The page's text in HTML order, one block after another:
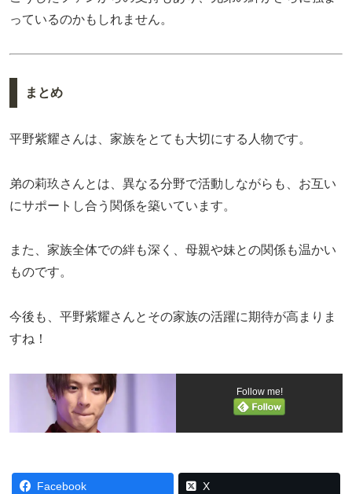
っているのかもしれません。
まとめ
平野紫耀さんは、家族をとても大切にする人物です。
弟の莉玖さんとは、異なる分野で活動しながらも、お互い
にサポートし合う関係を築いています。
また、家族全体での絆も深く、母親や妹との関係も温かい
ものです。
今後も、平野紫耀さんとその家族の活躍に期待が高まりま
すね！
Follow me!
Facebook X